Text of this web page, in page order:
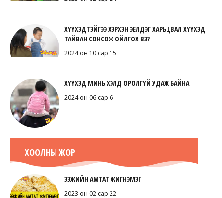
ХҮҮХЭДТЭЙГЭЭ ХЭРХЭН ЭЕЛДЭГ ХАРЬЦВАЛ ХҮҮХЭД
ТАЙВАН СОНСОЖ ОЙЛГОХ ВЭ?
2024 он 10 сар 15
ХҮҮХЭД МИНЬ ХЭЛД ОРОЛГҮЙ УДАЖ БАЙНА
2024 он 06 сар 6
ХООЛНЫ ЖОР
ЭЭЖИЙН АМТАТ ЖИГНЭМЭГ
2023 он 02 сар 22